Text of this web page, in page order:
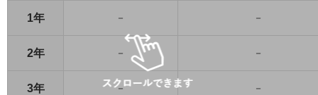
1年 － －
2年 － －
3年 － －